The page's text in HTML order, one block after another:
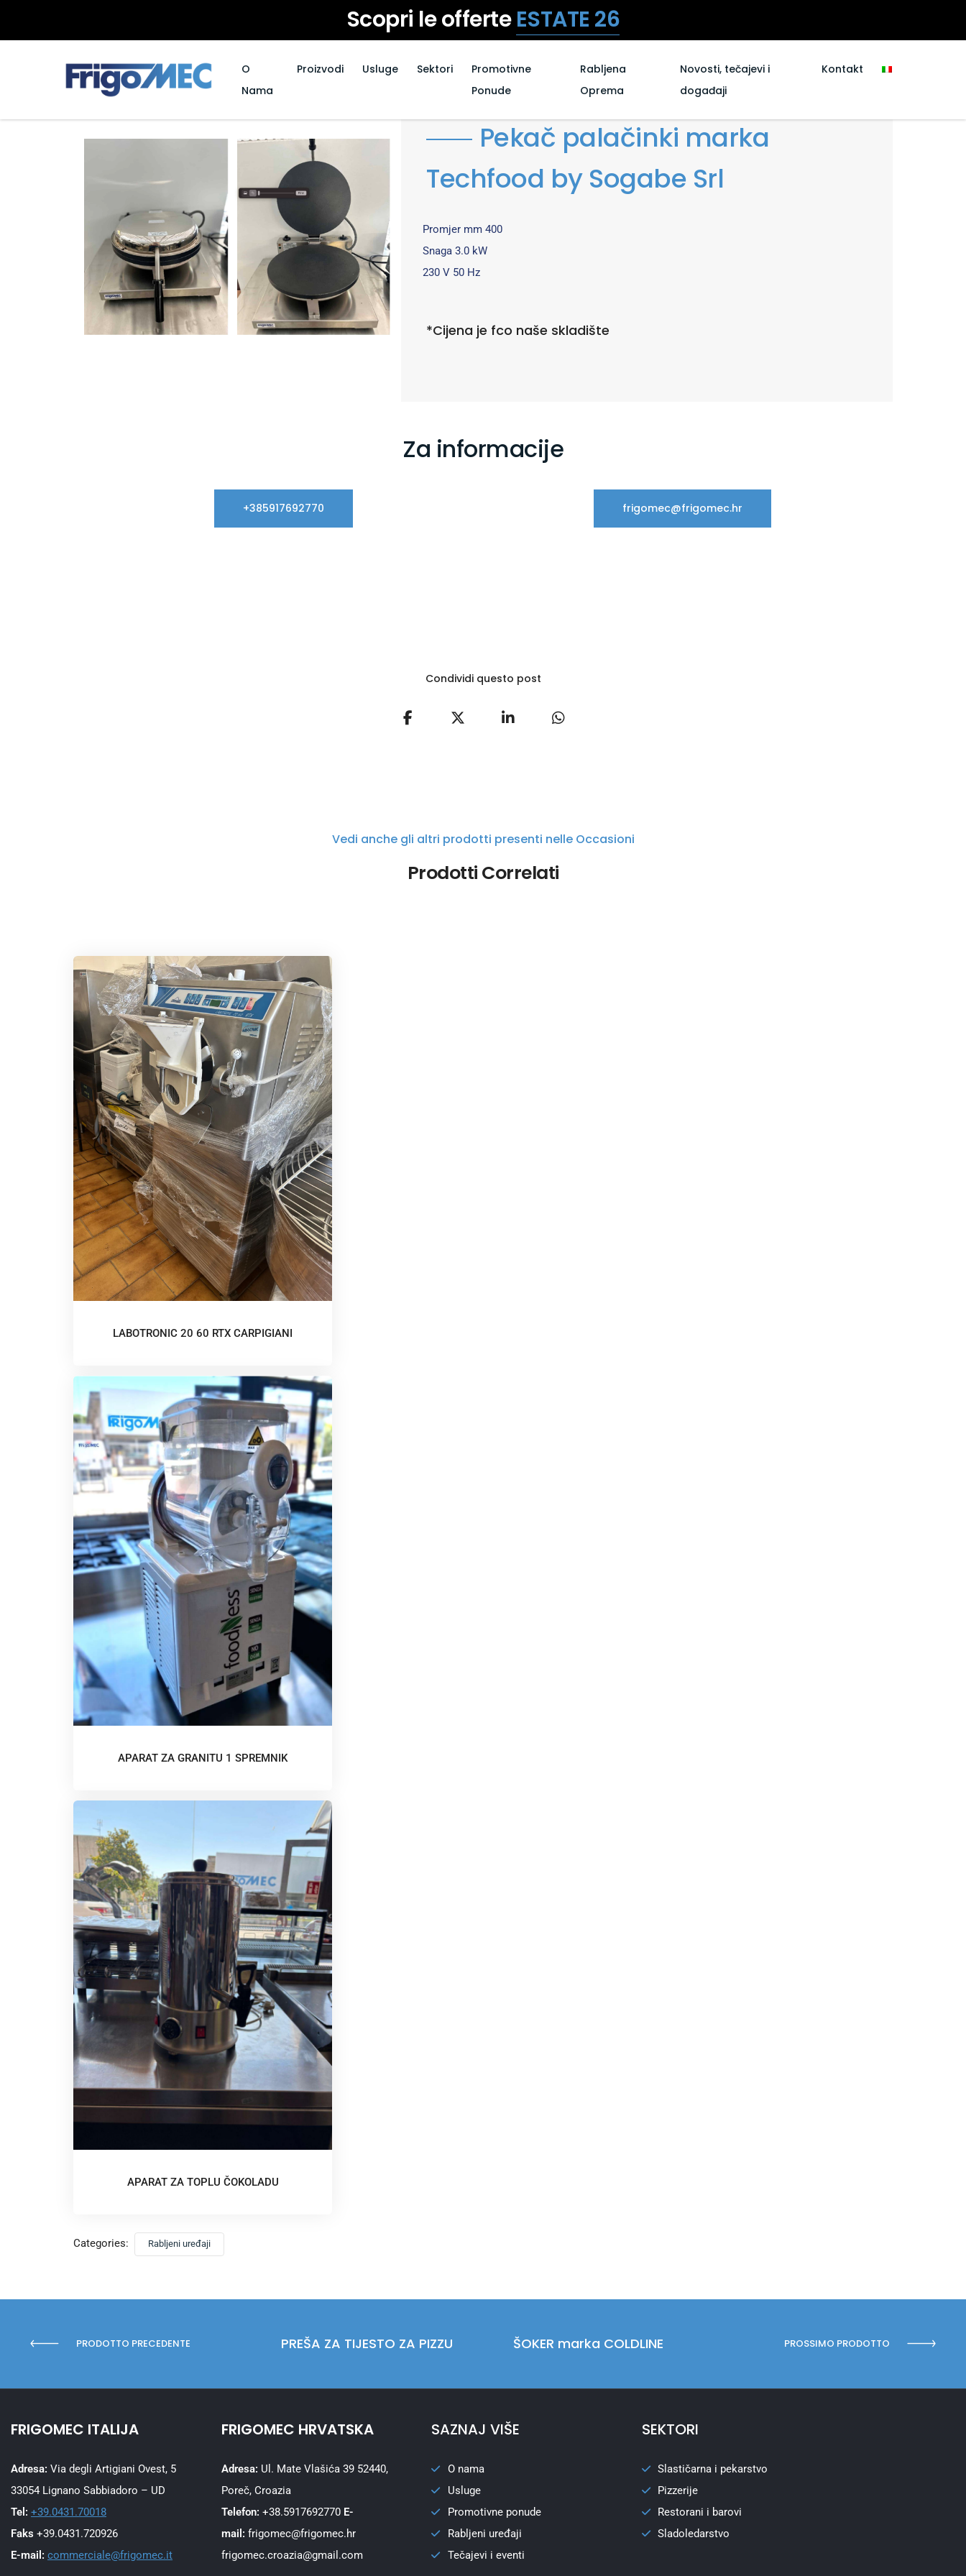
Scopri le offerteESTATE 26
O
Nama
Proizvodi Usluge Sektori
Promotivne
Ponude
Rabljena
Oprema
Novosti, tečajevi i
događaji
Kontakt
Pekač palačinki marka
Techfood by Sogabe Srl
Promjer mm 400
Snaga 3.0 kW
230 V 50 Hz
*Cijena je fco naše skladište
Za informacije
+385917692770 frigomec@frigomec.hr
Condividi questo post
Vedi anche gli altri prodotti presenti nelle Occasioni
Prodotti Correlati
LABOTRONIC 20 60 RTX CARPIGIANI
APARAT ZA GRANITU 1 SPREMNIK
APARAT ZA TOPLU ČOKOLADU
Categories: Rabljeni uređaji
PRODOTTO PRECEDENTE PREŠA ZA TIJESTO ZA PIZZU ŠOKER marka COLDLINE PROSSIMO PRODOTTO
FRIGOMEC ITALIJA
Adresa: Via degli Artigiani Ovest, 5
33054 Lignano Sabbiadoro – UD
Tel: +39.0431.70018
Faks +39.0431.720926
E-mail: commerciale@frigomec.it
FRIGOMEC HRVATSKA
Adresa: Ul. Mate Vlašića 39 52440,
Poreč, Croazia
Telefon: +38.5917692770 E-
mail: frigomec@frigomec.hr
frigomec.croazia@gmail.com
SAZNAJ VIŠE
O nama
Usluge
Promotivne ponude
Rabljeni uređaji
Tečajevi i eventi
SEKTORI
Slastičarna i pekarstvo
Pizzerije
Restorani i barovi
Sladoledarstvo